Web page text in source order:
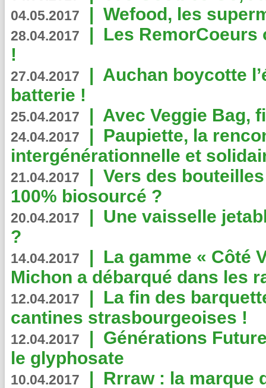
04.05.2017 | Wefood, les
28.04.2017 | Les RemorCoeurs
!
27.04.2017 | Auchan boycotte
batterie !
25.04.2017 | Avec Veggie Bag,
24.04.2017 | Paupiette, la
intergénérationnelle et
21.04.2017 | Vers des
100% biosourcé ?
20.04.2017 | Une vaisselle
?
14.04.2017 | La gamme « Côté
Michon a débarqué dans les
12.04.2017 | La fin des
cantines strasbourgeoises !
12.04.2017 | Générations
le glyphosate
10.04.2017 | Rrraw : la marque